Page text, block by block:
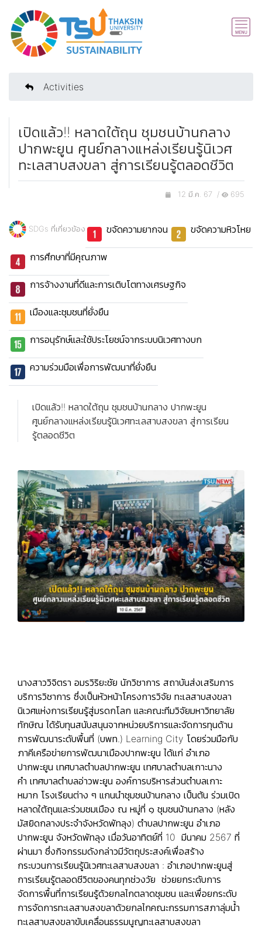
Activities
เปิดแล้ว!! หลาดใต้ถุน ชุมชนบ้านกลาง
ปากพะยูน ศูนย์กลางแหล่งเรียนรู้นิเวศ
ทะเลสาบสงขลา สู่การเรียนรู้ตลอดชีวิต
12 มี.ค. 67 / 695
SDGs ที่เกี่ยวข้อง ขจัดความยากจน ขจัดความหิวโหย
การศึกษาที่มีคุณภาพ
การจ้างงานที่ดีและการเติบโตทางเศรษฐกิจ
เมืองและชุมชนที่ยั่งยืน
การอนุรักษ์และใช้ประโยชน์จากระบบนิเวศทางบก
ความร่วมมือเพื่อการพัฒนาที่ยั่งยืน
เปิดแล้ว!! หลาดใต้ถุน ชุมชนบ้านกลาง ปากพะยูน
ศูนย์กลางแหล่งเรียนรู้นิเวศทะเลสาบสงขลา สู่การเรียน
รู้ตลอดชีวิต
นางสาววิจิตรา อมรวิริยะชัย นักวิชาการ สถาบันส่งเสริมการ
บริการวิชาการ ซึ่งเป็นหัวหน้าโครงการวิจัย ทะเลสาบสงขลา
นิเวศแห่งการเรียนรู้สู่มรดกโลก และคณะทีมวิจัยมหาวิทยาลัย
ทักษิณ ได้รับทุนสนับสนุนจากหน่วยบริการและจัดการทุนด้าน
การพัฒนาระดับพื้นที่ (บพท.) Learning City โดยร่วมมือกับ
ภาคีเครือข่ายการพัฒนาเมืองปากพะยูน ได้แก่ อำเภอ
ปากพะยูน เทศบาลตำบลปากพะยูน เทศบาลตำบลเกาะนาง
คำ เทศบาลตำบลอ่าวพะยูน องค์การบริหารส่วนตำบลเกาะ
หมาก โรงเรียนต่าง ๆ แกนนำชุมชนบ้านกลาง เป็นต้น ร่วมเปิด
หลาดใต้ถุนและร่วมชมเมือง ณ หมู่ที่ ๑ ชุมชนบ้านกลาง (หลัง
มัสยิดกลางประจำจังหวัดพัทลุง) ตำบลปากพะยูน อำเภอ
ปากพะยูน จังหวัดพัทลุง เมื่อวันอาทิตย์ที่ 10 มีนาคม 2567 ที่
ผ่านมา ซึ่งกิจกรรมดังกล่าวมีวัตถุประสงค์เพื่อสร้าง
กระบวนการเรียนรู้นิเวศทะเลสาบสงขลา : อำเภอปากพะยูนสู่
การเรียนรู้ตลอดชีวิตของคนทุกช่วงวัย ช่วยยกระดับการ
จัดการพื้นที่การเรียนรู้ด้วยกลไกตลาดชุมชน และเพื่อยกระดับ
การจัดการทะเลสาบสงขลาด้วยกลไกคณะกรรมการสภาลุ่มน้ำ
ทะเลสาบสงขลาขับเคลื่อนธรรมนูญทะเลสาบสงขลา